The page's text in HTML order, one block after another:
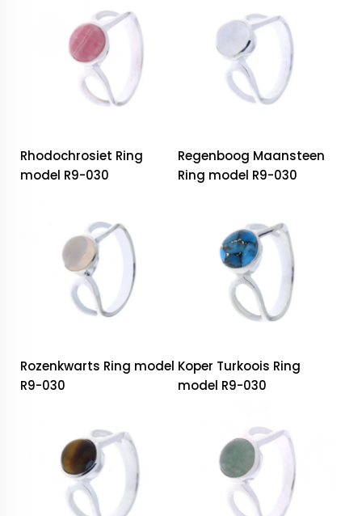
Rhodochrosiet Ring
model R9-030
Regenboog Maansteen
Ring model R9-030
Rozenkwarts Ring model
R9-030
Koper Turkoois Ring
model R9-030